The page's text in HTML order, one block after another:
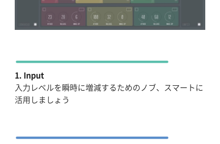
1. Input
入力レベルを瞬時に増減するためのノブ、スマートに
活用しましょう